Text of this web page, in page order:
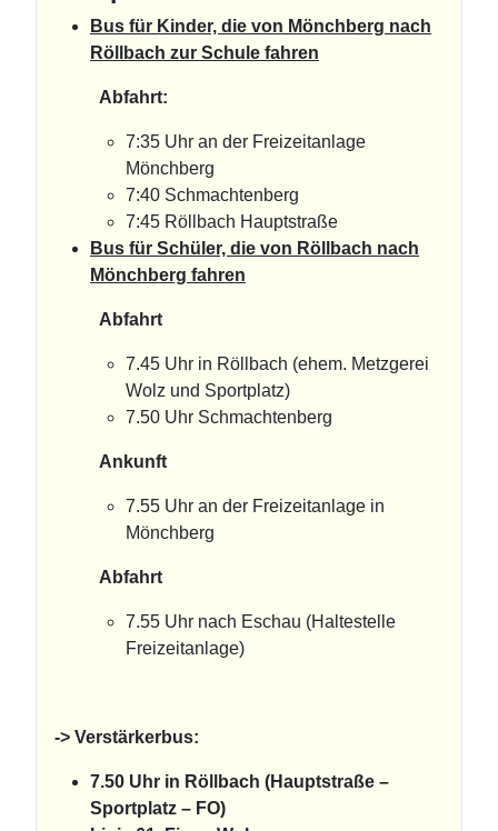
Bus für Kinder, die von Mönchberg nach
Röllbach zur Schule fahren
Abfahrt:
7:35 Uhr an der Freizeitanlage
Mönchberg
7:40 Schmachtenberg
7:45 Röllbach Hauptstraße
Bus für Schüler, die von Röllbach nach
Mönchberg fahren
Abfahrt
7.45 Uhr in Röllbach (ehem. Metzgerei
Wolz und Sportplatz)
7.50 Uhr Schmachtenberg
Ankunft
7.55 Uhr an der Freizeitanlage in
Mönchberg
Abfahrt
7.55 Uhr nach Eschau (Haltestelle
Freizeitanlage)
-> Verstärkerbus:
7.50 Uhr in Röllbach (Hauptstraße –
Sportplatz – FO)